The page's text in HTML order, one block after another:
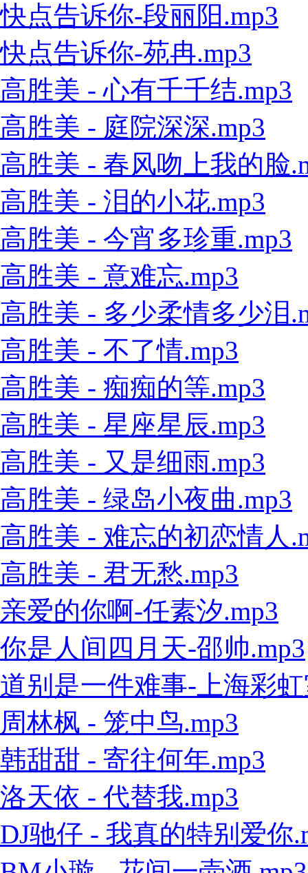
快点告诉你-段丽阳.mp3
快点告诉你-苑冉.mp3
高胜美 - 心有千千结.mp3
高胜美 - 庭院深深.mp3
高胜美 - 春风吻上我的脸
高胜美 - 泪的小花.mp3
高胜美 - 今宵多珍重.mp3
高胜美 - 意难忘.mp3
高胜美 - 多少柔情多少泪
高胜美 - 不了情.mp3
高胜美 - 痴痴的等.mp3
高胜美 - 星座星辰.mp3
高胜美 - 又是细雨.mp3
高胜美 - 绿岛小夜曲.mp3
高胜美 - 难忘的初恋情人
高胜美 - 君无愁.mp3
亲爱的你啊-任素汐.mp3
你是人间四月天-邵帅.mp3
道别是一件难事-上海彩
周林枫 - 笼中鸟.mp3
韩甜甜 - 寄往何年.mp3
洛天依 - 代替我.mp3
DJ驰仔 - 我真的特别爱你